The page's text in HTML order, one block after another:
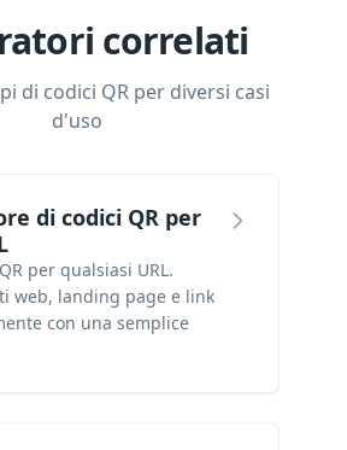
correlati
di codici QR per diversi casi
d'uso
di codici QR per
per qualsiasi URL.
web, landing page e link
con una semplice